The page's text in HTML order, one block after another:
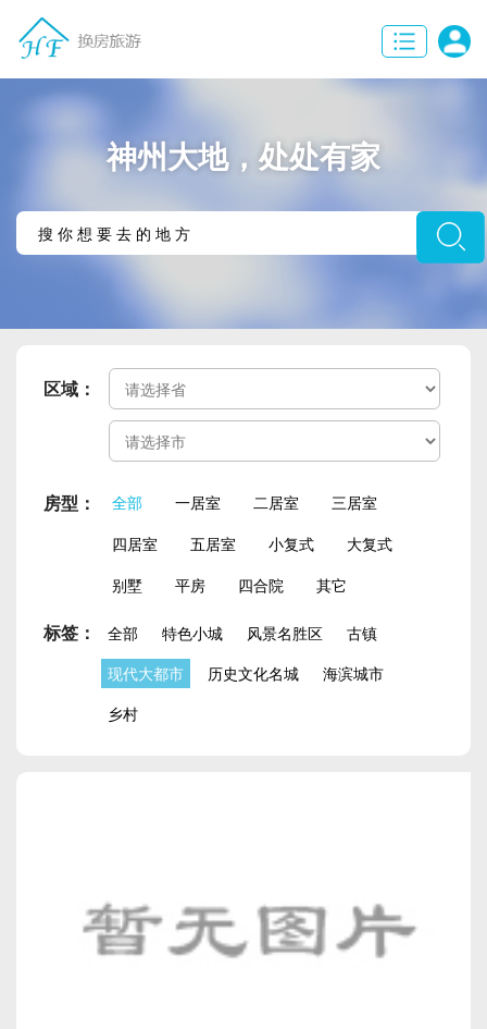
神州大地，处处有家
区域：
房型： 全部 一居室 二居室
三居室
四居室
五居室 小复式
大复式
别墅
平房 四合院 其它
标签： 全部 特色小城 风景名胜区
古镇
现代大都市
历史文化名城
海滨城市
乡村